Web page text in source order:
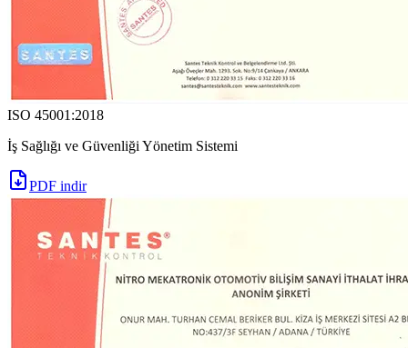
ISO 45001:2018
İş Sağlığı ve Güvenliği Yönetim Sistemi
PDF indir